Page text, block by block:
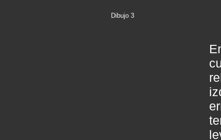
Dibujo 3